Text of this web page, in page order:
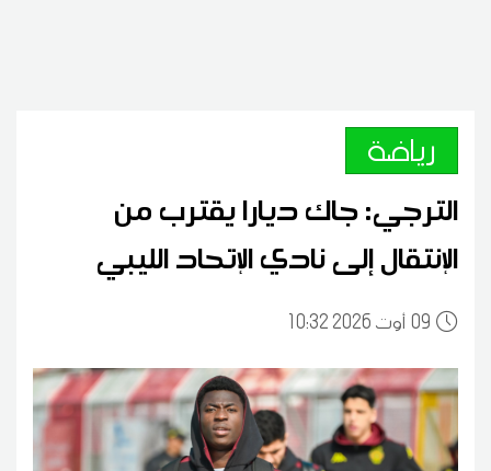
رياضة
الترجي: جاك ديارا يقترب من
الإنتقال إلى نادي الإتحاد الليبي
0910:32 2026 أوت